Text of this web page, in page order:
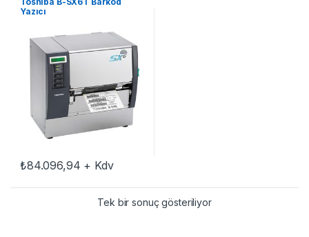
Yazıcı
₺84.096,94 + Kdv
Tek bir sonuç gösteriliyor